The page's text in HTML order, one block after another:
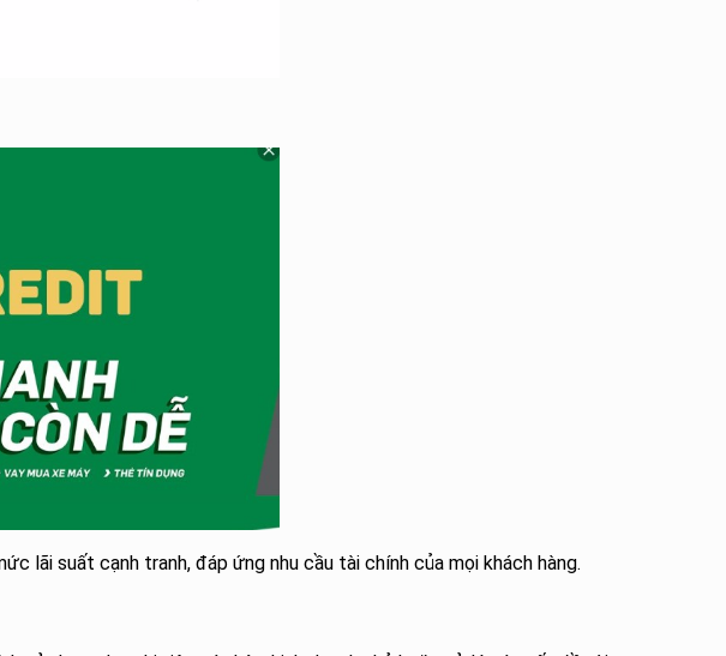
lãi suất cạnh tranh, đáp ứng nhu cầu tài chính của mọi khách hàng.